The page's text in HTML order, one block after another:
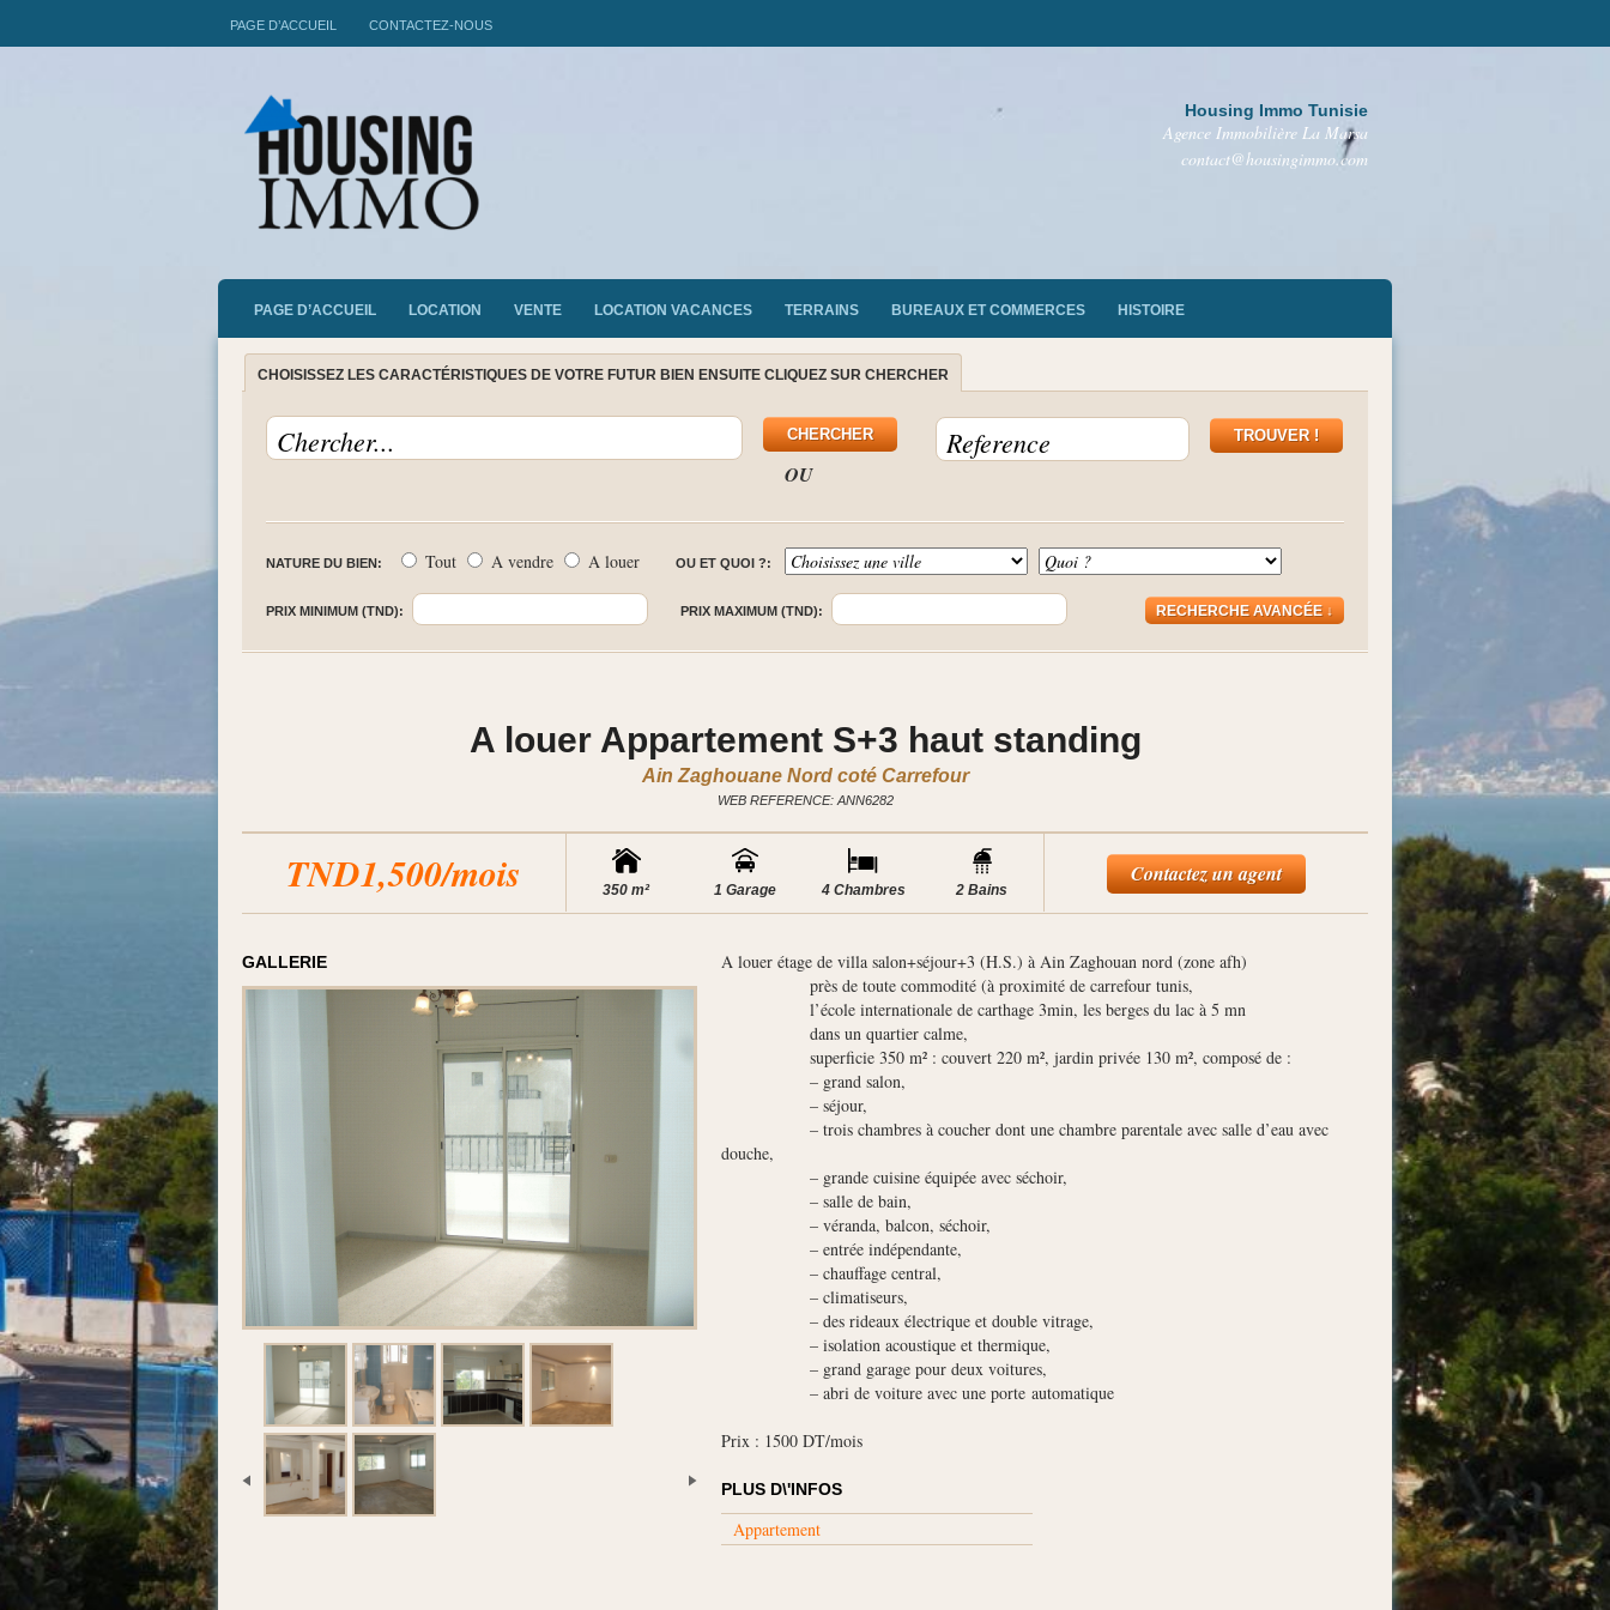
PAGE D’ACCUEIL CONTACTEZ-NOUS
Housing Immo Tunisie
Agence Immobilière La Marsa
contact@housingimmo.com
PAGE D’ACCUEIL LOCATION VENTE LOCATION VACANCES TERRAINS BUREAUX ET COMMERCES HISTOIRE
CHOISISSEZ LES CARACTÉRISTIQUES DE VOTRE FUTUR BIEN ENSUITE CLIQUEZ SUR CHERCHER
OU
NATURE DU BIEN: Tout A vendre A louer OU ET QUOI ?:
PRIX MINIMUM (TND): PRIX MAXIMUM (TND): RECHERCHE AVANCÉE ↓
A louer Appartement S+3 haut standing
Ain Zaghouane Nord coté Carrefour
WEB REFERENCE: ANN6282
TND1,500/mois 350 m² 1 Garage 4 Chambres 2 Bains
Contactez un agent
GALLERIE
A louer étage de villa salon+séjour+3 (H.S.) à Ain Zaghouan nord (zone afh)
près de toute commodité (à proximité de carrefour tunis,
l’école internationale de carthage 3min, les berges du lac à 5 mn
dans un quartier calme,
superficie 350 m² : couvert 220 m², jardin privée 130 m², composé de :
– grand salon,
– séjour,
– trois chambres à coucher dont une chambre parentale avec salle d’eau avec
douche,
– grande cuisine équipée avec séchoir,
– salle de bain,
– véranda, balcon, séchoir,
– entrée indépendante,
– chauffage central,
– climatiseurs,
– des rideaux électrique et double vitrage,
– isolation acoustique et thermique,
– grand garage pour deux voitures,
– abri de voiture avec une porte automatique
Prix : 1500 DT/mois
PLUS D\'INFOS
Appartement